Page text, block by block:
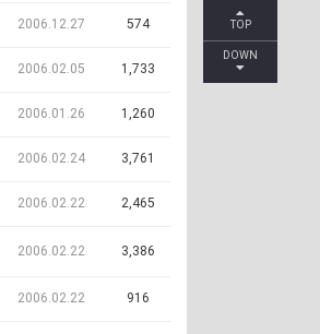
TOP
DOWN
2006.12.27 574
2006.02.05 1,733
2006.01.26 1,260
2006.02.24 3,761
2006.02.22 2,465
2006.02.22 3,386
2006.02.22 916